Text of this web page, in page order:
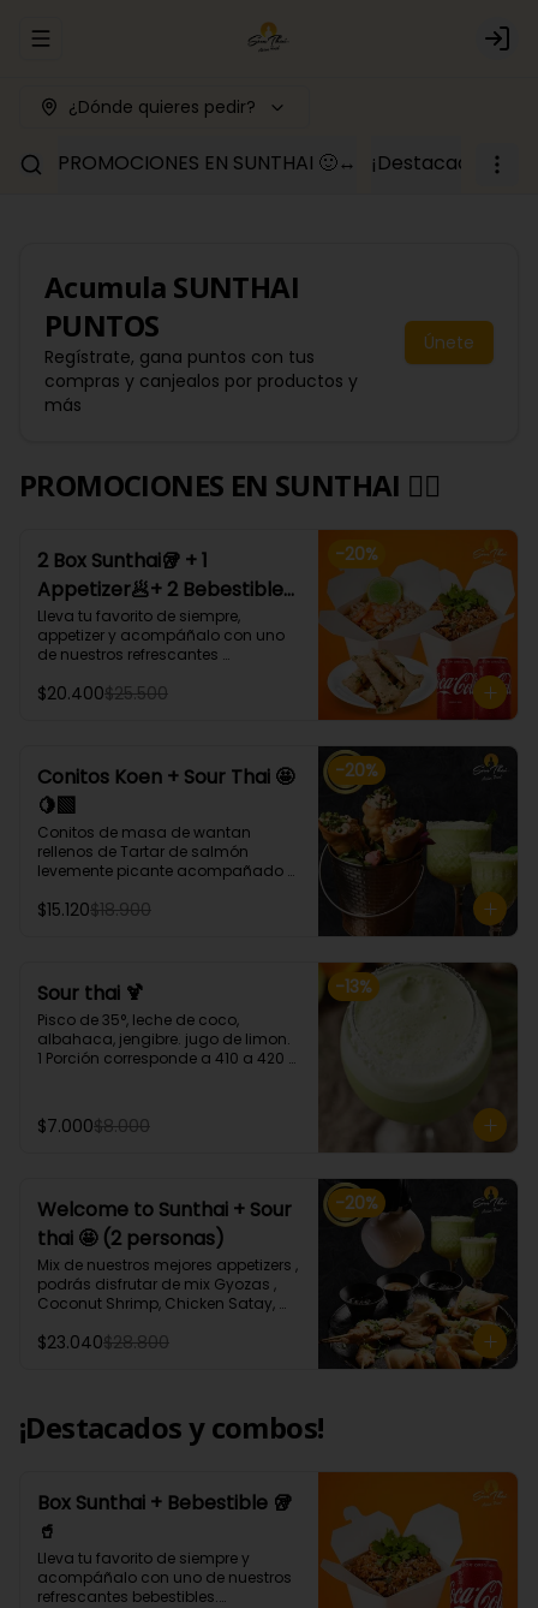
Abrir menu de navegación Login
¿Dónde quieres pedir?
PROMOCIONES EN SUNTHAI 🙂‍↔️ ¡Destacados y
Acumula SUNTHAI
PUNTOS
Regístrate, gana puntos con tus
compras y canjealos por productos y
más
Únete
PROMOCIONES EN SUNTHAI 🙂‍↔️
-20%
2 Box Sunthai🥡 + 1
Appetizer🥟+ 2 Bebestible
🥤 (Para 2 personas)
Lleva tu favorito de siempre,
appetizer y acompáñalo con uno
de nuestros refrescantes
¡Puedes armar tu platillo con las
$20.400$25.500
-20%
Conitos Koen + Sour Thai 🤩
🍋‍🟩
Conitos de masa de wantan
rellenos de Tartar de salmón
levemente picante acompañado
Unidades)
$15.120$18.900
-13%
Sour thai 🍹
Pisco de 35°, leche de coco,
albahaca, jengibre. jugo de limon.
1 Porción corresponde a 410 a 420
$7.000$8.000
-20%
Welcome to Sunthai + Sour
thai 🤩 (2 personas)
Mix de nuestros mejores appetizers ,
podrás disfrutar de mix Gyozas ,
Coconut Shrimp, Chicken Satay,
Mongolianas, papas fritas en salsa
$23.040$28.800
¡Destacados y combos!
Box Sunthai + Bebestible 🥡
🥤
Lleva tu favorito de siempre y
acompáñalo con uno de nuestros
refrescantes bebestibles.